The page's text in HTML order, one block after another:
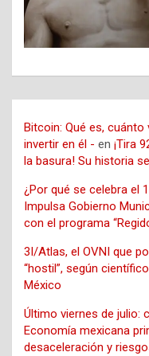
Bitcoin: Qué es,
invertir en él - en ¡Tira
la basura! Su historia
¿Por qué se celebra el
Impulsa Gobierno
con el programa
3I/Atlas, el OVNI que
“hostil”, según
México
Último viernes de julio:
Economía mexicana
desaceleración y